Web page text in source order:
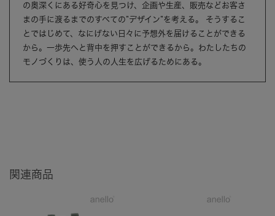
の奥深くにある好奇心を見つけ、企画や生産、販売などお客さ
まの手に渡るまでのすべての”デザイン”を考える。 そうするこ
とではじめて、なにげない日々に予想外を届けることができる
から。一歩先へと背中を押すことができるから。わたしたちの
モノづくりは、使う人の人生を広げるためにある。
関連商品